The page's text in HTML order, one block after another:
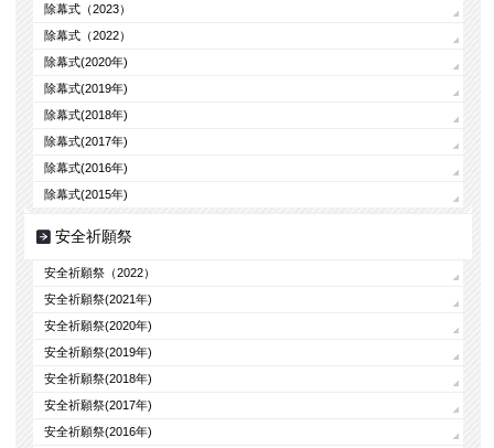
除幕式（2023）
除幕式（2022）
除幕式(2020年)
除幕式(2019年)
除幕式(2018年)
除幕式(2017年)
除幕式(2016年)
除幕式(2015年)
安全祈願祭
安全祈願祭（2022）
安全祈願祭(2021年)
安全祈願祭(2020年)
安全祈願祭(2019年)
安全祈願祭(2018年)
安全祈願祭(2017年)
安全祈願祭(2016年)